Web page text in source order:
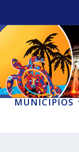
MUNICIPIOS